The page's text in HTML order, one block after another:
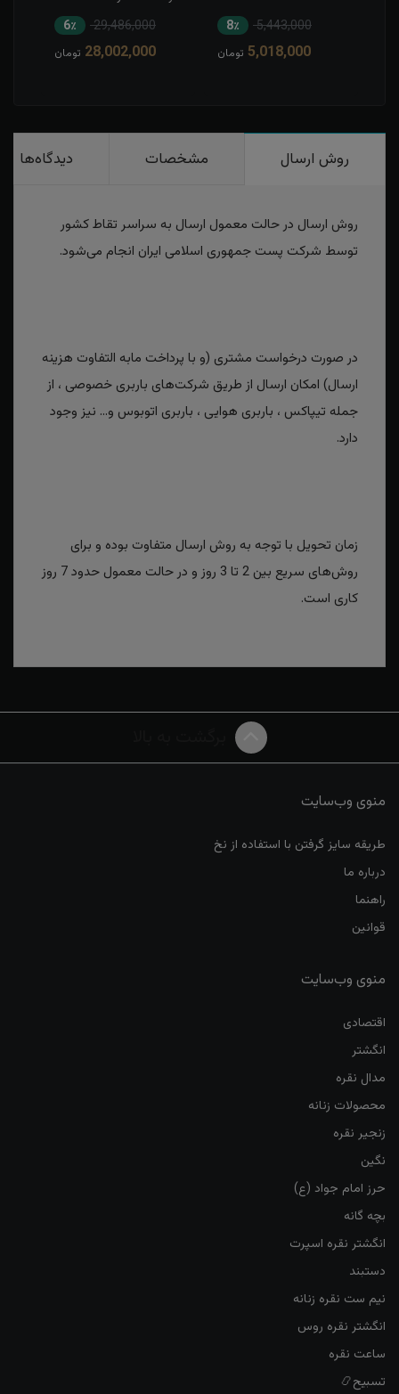
5,443,000 8٪
5,018,000 تومان
29,486,000 6٪
28,002,000 تومان
روش ارسال مشخصات دیدگاه‌ها
روش ارسال در حالت معمول ارسال به سراسر تقاط کشور
توسط شرکت پست جمهوری اسلامی ایران انجام می‌شود.
در صورت درخواست مشتری (و با پرداخت مابه التفاوت هزینه
ارسال) امکان ارسال از طریق شرکت‌های باربری خصوصی ، از
جمله تیپاکس ، باربری هوایی ، باربری اتوبوس و... نیز وجود
دارد.
زمان تحویل با توجه به روش ارسال متفاوت بوده و برای
روش‌های سریع بین 2 تا 3 روز و در حالت معمول حدود 7 روز
کاری است.
منوی وب‌سایت
طریقه سایز گرفتن با استفاده از نخ
درباره ما
راهنما
قوانین
منوی وب‌سایت
اقتصادی
انگشتر
مدال نقره
محصولات زنانه
زنجیر نقره
نگین
حرز امام جواد (ع)
بچه گانه
انگشتر نقره اسپرت
دستبند
نیم ست نقره زنانه
انگشتر نقره روس
ساعت نقره
تسبیح📿